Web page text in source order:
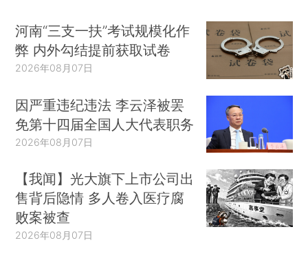
河南“三支一扶”考试规模化作
弊 内外勾结提前获取试卷
2026年08月07日
因严重违纪违法 李云泽被罢
免第十四届全国人大代表职务
2026年08月07日
【我闻】光大旗下上市公司出
售背后隐情 多人卷入医疗腐
败案被查
2026年08月07日